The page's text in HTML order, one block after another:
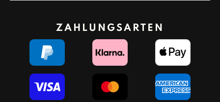
ZAHLUNGSARTEN